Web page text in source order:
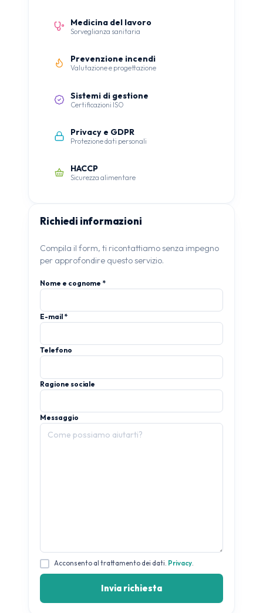
Medicina del lavoro
Sorveglianza sanitaria
Prevenzione incendi
Valutazione e progettazione
Sistemi di gestione
Certificazioni ISO
Privacy e GDPR
Protezione dati personali
HACCP
Sicurezza alimentare
Richiedi informazioni
Compila il form, ti ricontattiamo senza impegno
per approfondire questo servizio.
Nome e cognome *
E-mail *
Telefono
Ragione sociale
Messaggio
Acconsento al trattamento dei dati. Privacy.